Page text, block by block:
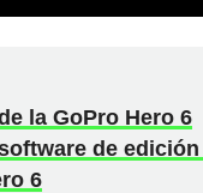
la GoPro Hero 6
de edición
6